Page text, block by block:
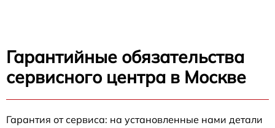
Гарантийные обязательства
сервисного центра в Москве
Гарантия от сервиса: на установленные нами детали